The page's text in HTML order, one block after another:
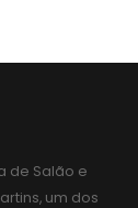
de Salão e
um dos